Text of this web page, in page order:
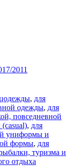
2011
, для
одежды, для
повседневной
, для
униформы и
формы, для
туризма и
отдыха